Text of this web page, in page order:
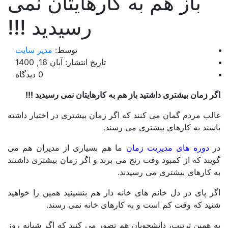
رسیدید !!!
توسط:مدیر سایت
تاریخ انتشار: آبان 16, 1400
زمان بیشتری داشتید باز هم به کارهایتان نمی رسیدید !!!
مردم گمان می کنند که اگر زمان بیشتری در اختیار داشته
به کارهای بیشتری می رسند.
دوره های مدیریت زمان ما هم بسیاری از مدیران هم می
که از کمبود وقت رنج می برند و اگر زمان بیشتری داشتند
کارهای بیشتری می رسیدند.
پای در دل خانم های خانه دار هم بنشینید همین را خواهید
که وقت کم است و به کارهای خانه نمی رسند.
همین ترتیب، دانشجویان هم تصور می کنند که اگر شبانه روز